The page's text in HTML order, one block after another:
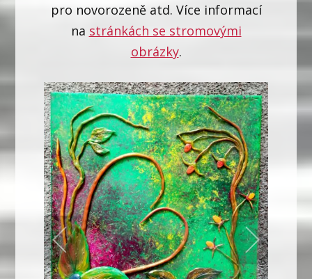
pro novorozeně atd. Více informací
na stránkách se stromovými
obrázky.